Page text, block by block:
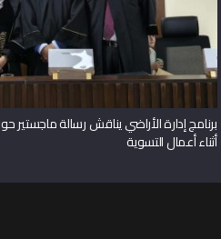
برنامج إدارة الأراضي يناقش رسالة ماجستير
أثناء أعمال التسوية